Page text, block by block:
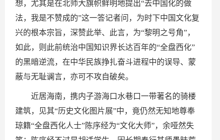
想，尤其是在北师大旗帜鲜明地提出“去中国化的做
法，我是不赞成的”这一答记者问，为时下中国文化复
兴的根本宗旨，深赞此举、此言，为“黎明之号角”，
如此，则此前统治中国知识界长达百年的“全盘西化”
的黑暗逆流，在中华民族挣扎奋斗进程中的误导、蒙
蔽与无耻谰言，亦可不攻自破矣。
近居海南，携内子游海口水巷口一带著名的骑楼
建筑，见其“历史文化图片展”中，竟仍然无知地尊奉
琼籍“全盘西化人士”陈序经为“文化大师”，余哑然失